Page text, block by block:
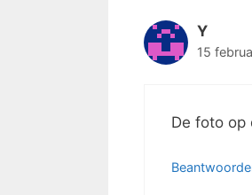
Y
15
De foto op